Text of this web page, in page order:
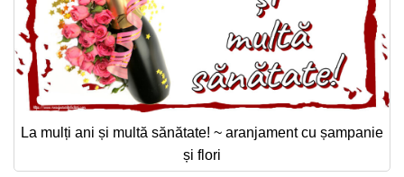
La mulți ani și multă sănătate! ~ aranjament cu șampanie
și flori